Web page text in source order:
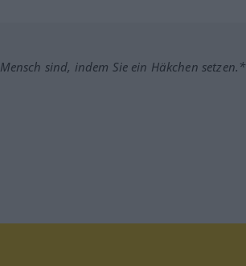
sind, indem Sie ein Häkchen setzen.*